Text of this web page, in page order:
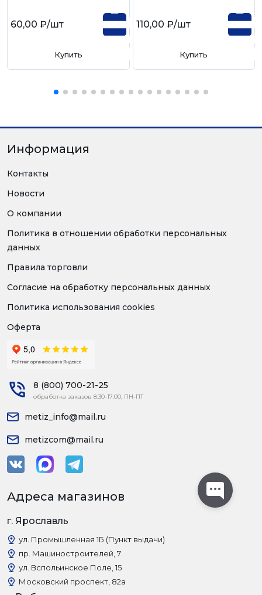
60,00 ₽/шт
Купить
110,00 ₽/шт
Купить
Информация
Контакты
Новости
О компании
Политика в отношении обработки персональных
данных
Правила торговли
Согласие на обработку персональных данных
Политика использования cookies
Оферта
8 (800) 700-21-25
обработка заказов 8:30-17:00, ПН-ПТ
metiz_info@mail.ru
metizcom@mail.ru
Адреса магазинов
г. Ярославль
ул. Промышленная 1Б (Пункт выдачи)
пр. Машиностроителей, 7
ул. Вспольинское Поле, 15
Московский проспект, 82а